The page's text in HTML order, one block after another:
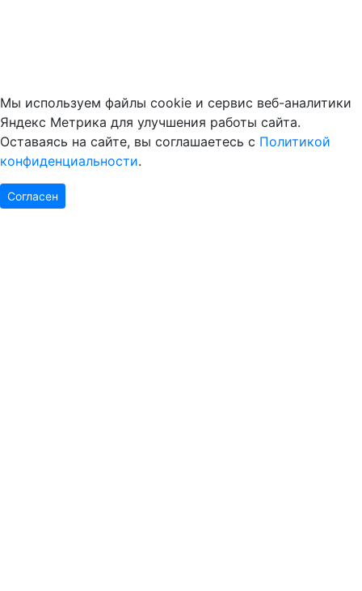
Мы используем файлы cookie и сервис веб-аналитики
Яндекс Метрика для улучшения работы сайта.
Оставаясь на сайте, вы соглашаетесь с Политикой
конфиденциальности.
Согласен